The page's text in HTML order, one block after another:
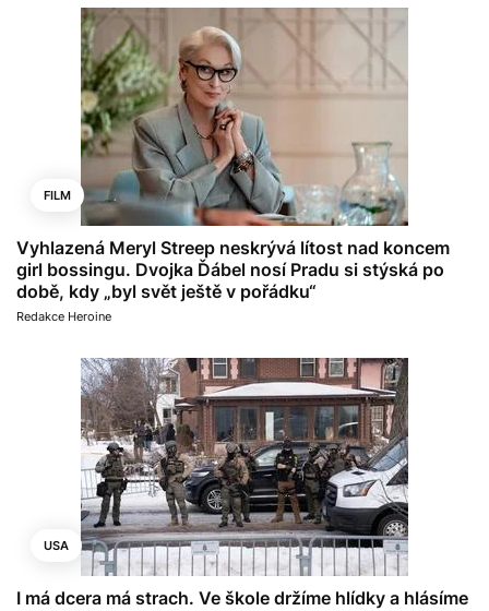
FILM
Vyhlazená Meryl Streep neskrývá lítost nad koncem
girl bossingu. Dvojka Ďábel nosí Pradu si stýská po
době, kdy „byl svět ještě v pořádku“
Redakce Heroine
USA
I má dcera má strach. Ve škole držíme hlídky a hlásíme